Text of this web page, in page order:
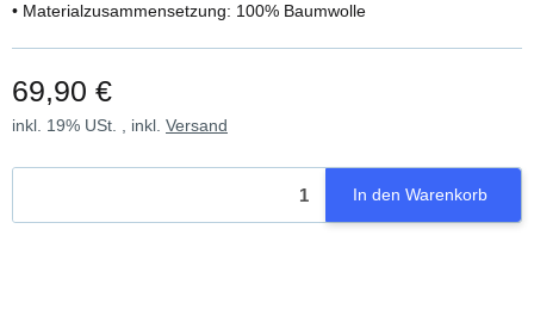
• Materialzusammensetzung: 100% Baumwolle
69,90 €
inkl. 19% USt. , inkl. Versand
In den Warenkorb